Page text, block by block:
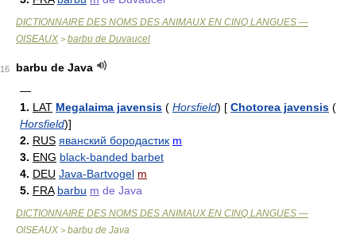
DICTIONNAIRE DES NOMS DES ANIMAUX EN CINQ LANGUES —
OISEAUX > barbu de Duvaucel
16
barbu de Java
—
1. LAT Megalaima javensis ( Horsfield) [ Chotorea javensis (
Horsfield)]
2. RUS яванский бородастик m
3. ENG black-banded barbet
4. DEU Java-Bartvogel m
5. FRA barbu m de Java
DICTIONNAIRE DES NOMS DES ANIMAUX EN CINQ LANGUES —
OISEAUX > barbu de Java